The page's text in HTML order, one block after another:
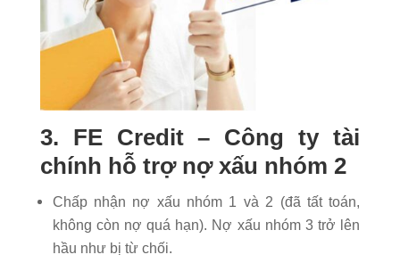
3. FE Credit – Công ty tài
chính hỗ trợ nợ xấu nhóm 2
Chấp nhận nợ xấu nhóm 1 và 2 (đã tất toán,
không còn nợ quá hạn). Nợ xấu nhóm 3 trở lên
hầu như bị từ chối.